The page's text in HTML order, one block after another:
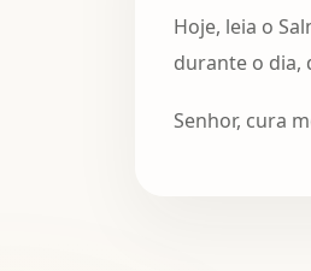
Hoje, leia o
durante o dia,
Senhor, cura